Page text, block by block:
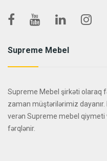
Supreme Mebel
Supreme Mebel şirkəti olaraq
zaman müştərilərimiz
verən Supreme mebel qiymeti
fərqlənir.